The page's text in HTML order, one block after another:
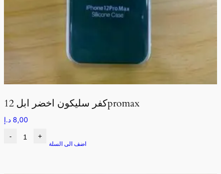
كفر سليكون اخضر ابل 12promax
8,00 د.إ
- +
اضف الى السلة